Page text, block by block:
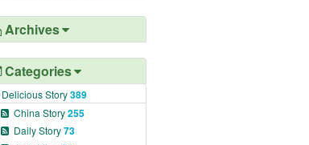
Archives
Categories
Delicious Story389
China Story255
Daily Story73